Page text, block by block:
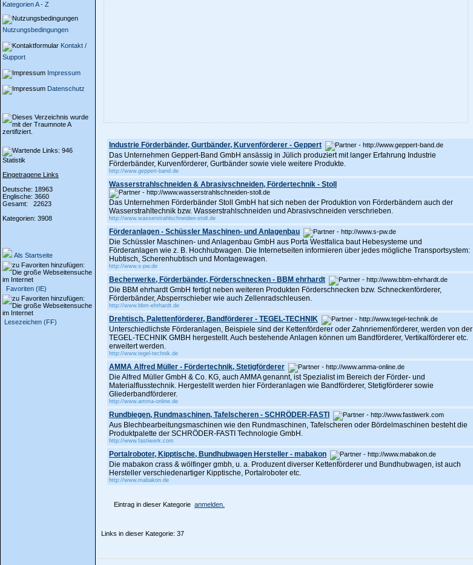
Kategorien A - Z
Nutzungsbedingungen
Kontakt /
Support
Impressum
Datenschutz
Statistik
Eingetragene Links
Deutsche: 18963
Englische: 3660
Gesamt: 22623
Kategorien: 3908
Als Startseite
Favoriten (IE)
Lesezeichen (FF)
Industrie Förderbänder, Gurtbänder, Kurvenförderer - Geppert
Das Unternehmen Geppert-Band GmbH ansässig in Jülich produziert mit langer Erfahrung Industrie
Förderbänder, Kurvenförderer, Gurtbänder sowie viele weitere Produkte.
http://www.geppert-band.de
Wasserstrahlschneiden & Abrasivschneiden, Fördertechnik - Stoll
Das Unternehmen Förderbänder Stoll GmbH hat sich neben der Produktion von Förderbändern auch der
Wasserstrahltechnik bzw. Wasserstrahlschneiden und Abrasivschneiden verschrieben.
http://www.wasserstrahlschneiden-stoll.de
Förderanlagen - Schüssler Maschinen- und Anlagenbau
Die Schüssler Maschinen- und Anlagenbau GmbH aus Porta Westfalica baut Hebesysteme und
Förderanlagen wie z. B. Hochhubwagen. Die Internetseiten informieren über jedes mögliche Transportsystem:
Hubtisch, Scherenhubtisch und Montagewagen.
http://www.s-pw.de
Becherwerke, Förderbänder, Förderschnecken - BBM ehrhardt
Die BBM ehrhardt GmbH fertigt neben weiteren Produkten Förderschnecken bzw. Schneckenförderer,
Förderbänder, Absperrschieber wie auch Zellenradschleusen.
http://www.bbm-ehrhardt.de
Drehtisch, Palettenförderer, Bandförderer - TEGEL-TECHNIK
Unterschiedlichste Förderanlagen, Beispiele sind der Kettenförderer oder Zahnriemenförderer, werden von der
TEGEL-TECHNIK GMBH hergestellt. Auch bestehende Anlagen können um Bandförderer, Vertikalförderer etc.
erweitert werden.
http://www.tegel-technik.de
AMMA Alfred Müller - Fördertechnik, Stetigförderer
Die Alfred Müller GmbH & Co. KG, auch AMMA genannt, ist Spezialist im Bereich der Förder- und
Materialflusstechnik. Hergestellt werden hier Förderanlagen wie Bandförderer, Stetigförderer sowie
Gliederbandförderer.
http://www.amma-online.de
Rundbiegen, Rundmaschinen, Tafelscheren - SCHRÖDER-FASTI
Aus Blechbearbeitungsmaschinen wie den Rundmaschinen, Tafelscheren oder Bördelmaschinen besteht die
Produktpalette der SCHRÖDER-FASTI Technologie GmbH.
http://www.fastiwerk.com
Portalroboter, Kipptische, Bundhubwagen Hersteller - mabakon
Die mabakon crass & wölfinger gmbh, u. a. Produzent diverser Kettenförderer und Bundhubwagen, ist auch
Hersteller verschiedenartiger Kipptische, Portalroboter etc.
http://www.mabakon.de
Eintrag in dieser Kategorie anmelden.
Links in dieser Kategorie: 37